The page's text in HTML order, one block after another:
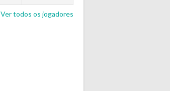
Ver todos os jogadores